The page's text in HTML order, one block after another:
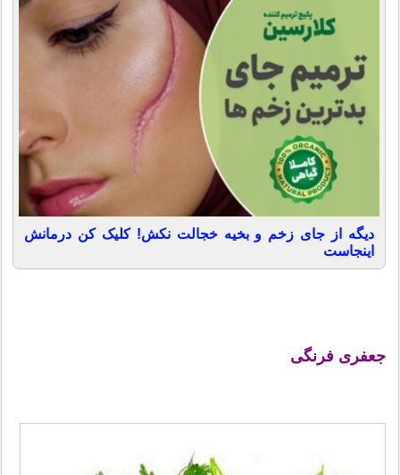
دیگه از جای زخم و بخیه خجالت نکش! کلیک کن درمانش
اینجاست
جعفری فرنگی